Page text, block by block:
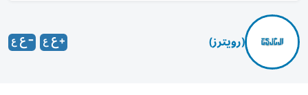
(رويترز)